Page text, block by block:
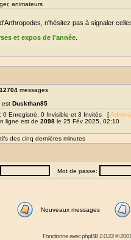
, animateurs
n'hésitez pas à signaler
et expos de l'année
12704 messages
est Duskthan85
0 Enregistré, 0 Invisible et 3 Invités [
ligne est de 2098 le 25 Fév 2025, 02:10
des cinq dernières minutes
Mot de passe:
Nouveaux messages
Fonctionne avecphpBB2.0.22 ©